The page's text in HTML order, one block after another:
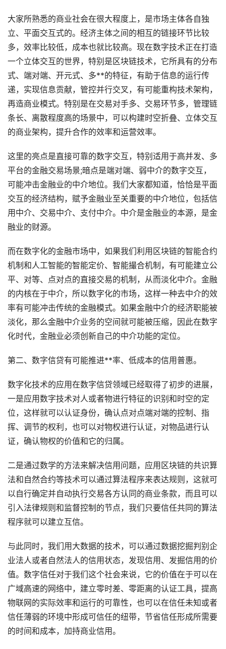
大家所熟悉的商业社会在很大程度上，是市场主体各自独
立、平面交互式的。经济主体之间的相互的链接环节比较
多，效率比较低，成本也就比较高。现在数字技术正在打造
一个立体交互的世界，特别是区块链技术，它所具有的分布
式、端对端、开元式、多**的特征，有助于信息的运行传
递，实现信息贡献，管控并行交叉，有可能重构技术架构，
再造商业模式。特别是在交易对手多、交易环节多，管理链
条长、离散程度高的场景中，可以构建时空折叠、立体交互
的商业架构，提升合作的效率和运营效率。
这里的亮点是直接可靠的数字交互，特别适用于高并发、多
平台的金融交易场景;暗点是端对端、弱中介的数字交互，
可能冲击金融业的中介地位。我们大家都知道，恰恰是平面
交互的经济结构，赋予金融业至关重要的中介地位，包括信
用中介、交易中介、支付中介。中介是金融业的本源，是金
融业的财源。
而在数字化的金融市场中，如果我们利用区块链的智能合约
机制和人工智能的智能定价、智能撮合机制，有可能建立公
平、对等、点对点的直接交易的机制，从而淡化中介。金融
的内核在于中介，所以数字化的市场，这样一种去中介的效
率有可能冲击传统的金融模式。如果金融中介的经济职能被
淡化，那么金融中介业务的空间就可能被压缩，因此在数字
化时代，金融业必须创新自己的中介功能的定位。
第二、数字信贷有可能推进**率、低成本的信用普惠。
数字化技术的应用在数字信贷领域已经取得了初步的进展，
一是应用数字技术对人或者物进行特征的识别和时空的定
位，这样就可以认证身份，确认点对点端对端的控制、指
挥、调节的权利，也可以对物权进行认证，对物品进行认
证，确认物权的价值和它的归属。
二是通过数学的方法来解决信用问题，应用区块链的共识算
法和自然合约等技术可以通过算法程序来表达规则，这就可
以自行确定并自动执行交易各方认同的商业条款，而且可以
引入法律规则和监督控制的节点，我们只要信任共同的算法
程序就可以建立互信。
与此同时，我们用大数据的技术，可以通过数据挖掘判别企
业法人或者自然法人的信用状态，发现信用、发掘信用的价
值。数字信任对于我们这个社会来说，它的价值在于可以在
广域高速的网络中，建立零时差、零距离的认证工具，提高
物联网的实际效率和运行的可靠性，也可以在信任未知或者
信任薄弱的环境中形成可信任的纽带，节省信任形成所需要
的时间和成本，加持商业信用。